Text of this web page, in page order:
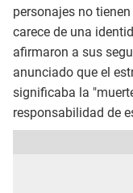
personajes no
carece de una
afirmaron a sus
anunciado que el
significaba la
responsabilidad de